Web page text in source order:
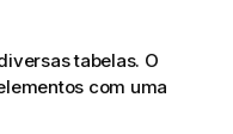
tabelas. O
com uma